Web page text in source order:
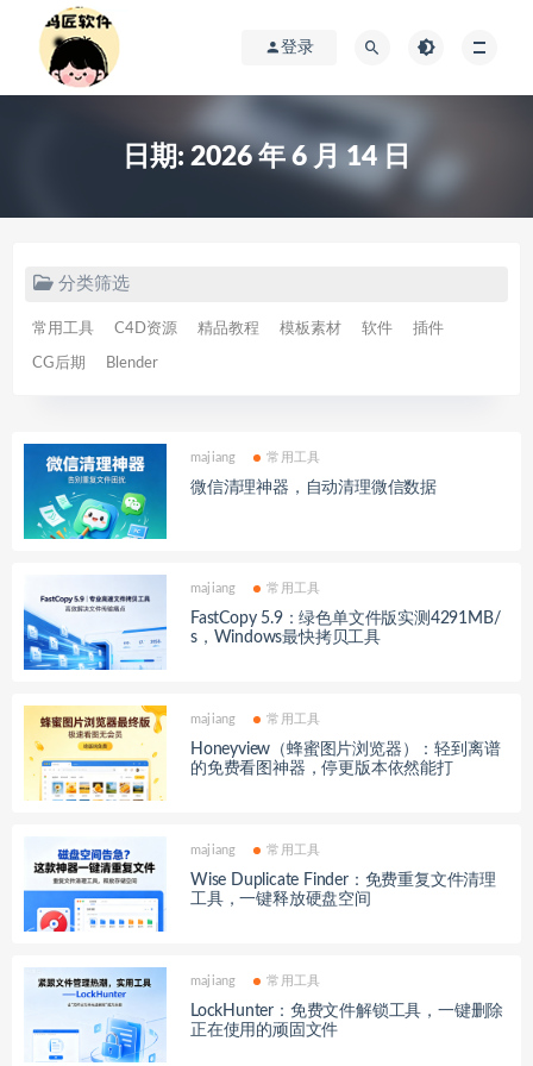
登录
日期: 2026 年 6 月 14 日
分类筛选
常用工具 C4D资源 精品教程 模板素材 软件 插件
CG后期 Blender
majiang 常用工具
微信清理神器，自动清理微信数据
majiang 常用工具
FastCopy 5.9：绿色单文件版实测4291MB/
s，Windows最快拷贝工具
majiang 常用工具
Honeyview（蜂蜜图片浏览器）：轻到离谱
的免费看图神器，停更版本依然能打
majiang 常用工具
Wise Duplicate Finder：免费重复文件清理
工具，一键释放硬盘空间
majiang 常用工具
LockHunter：免费文件解锁工具，一键删除
正在使用的顽固文件